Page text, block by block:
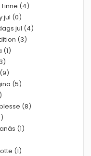
Linne (4)
jul (0)
jul (4)
(3)
(1)
(5)
(8)
(1)
(1)